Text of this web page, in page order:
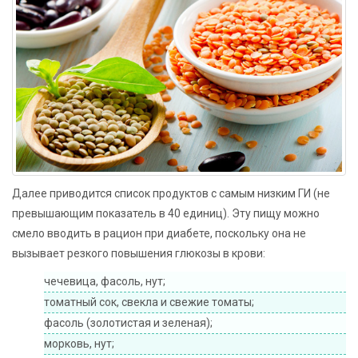
Далее приводится список продуктов с самым низким ГИ (не
превышающим показатель в 40 единиц). Эту пищу можно
смело вводить в рацион при диабете, поскольку она не
вызывает резкого повышения глюкозы в крови:
чечевица, фасоль, нут;
томатный сок, свекла и свежие томаты;
фасоль (золотистая и зеленая);
морковь, нут;